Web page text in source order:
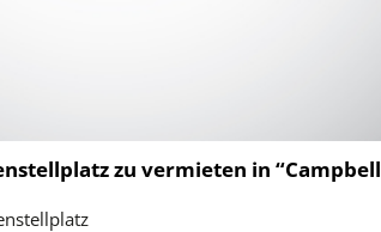
zu vermieten in “Campbell